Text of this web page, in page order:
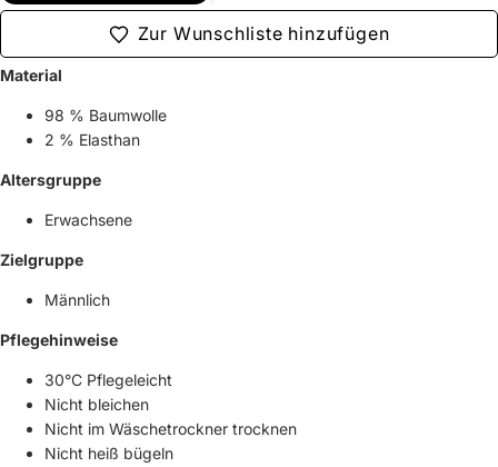
Zur Wunschliste hinzufügen
Material
98 % Baumwolle
2 % Elasthan
Altersgruppe
Erwachsene
Zielgruppe
Männlich
Pflegehinweise
30°C Pflegeleicht
Nicht bleichen
Nicht im Wäschetrockner trocknen
Nicht heiß bügeln